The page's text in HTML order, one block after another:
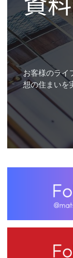
お客様のライ
想の住まいを